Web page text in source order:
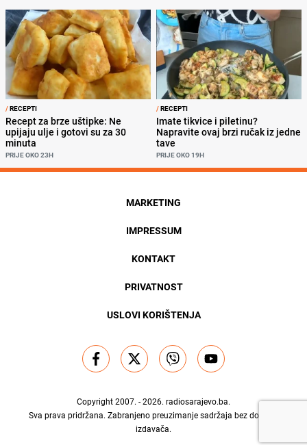
/RECEPTI
Recept za brze uštipke: Ne
upijaju ulje i gotovi su za 30
minuta
PRIJE OKO 23H
/RECEPTI
Imate tikvice i piletinu?
Napravite ovaj brzi ručak iz jedne
tave
PRIJE OKO 19H
MARKETING
IMPRESSUM
KONTAKT
PRIVATNOST
USLOVI KORIŠTENJA
Copyright 2007. - 2026. radiosarajevo.ba.
Sva prava pridržana. Zabranjeno preuzimanje sadržaja bez dozvole
izdavača.